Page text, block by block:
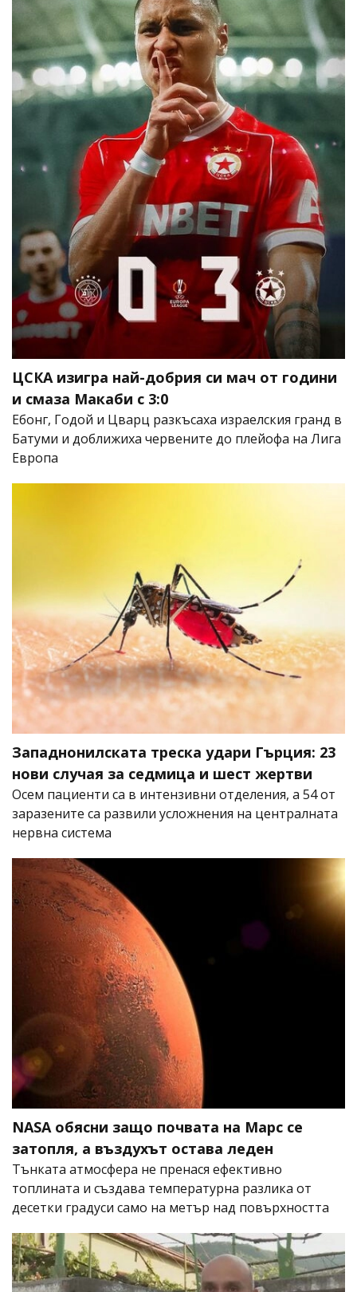
ЦСКА изигра най-добрия си мач от години
и смаза Макаби с 3:0
Ебонг, Годой и Цварц разкъсаха израелския гранд в
Батуми и доближиха червените до плейофа на Лига
Европа
Западнонилската треска удари Гърция: 23
нови случая за седмица и шест жертви
Осем пациенти са в интензивни отделения, а 54 от
заразените са развили усложнения на централната
нервна система
NASA обясни защо почвата на Марс се
затопля, а въздухът остава леден
Тънката атмосфера не пренася ефективно
топлината и създава температурна разлика от
десетки градуси само на метър над повърхността